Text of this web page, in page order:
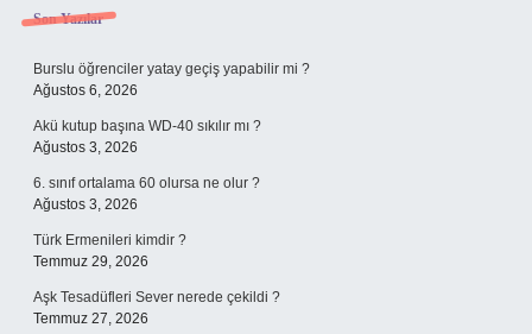
Sidebar
Son Yazılar
Burslu öğrenciler yatay geçiş yapabilir mi ?
Ağustos 6, 2026
Akü kutup başına WD-40 sıkılır mı ?
Ağustos 3, 2026
6. sınıf ortalama 60 olursa ne olur ?
Ağustos 3, 2026
Türk Ermenileri kimdir ?
Temmuz 29, 2026
Aşk Tesadüfleri Sever nerede çekildi ?
Temmuz 27, 2026